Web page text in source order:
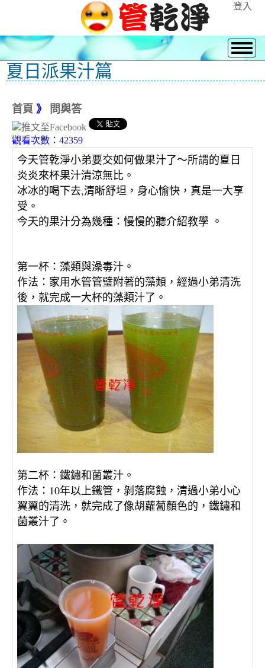
登入
夏日派果汁篇
首頁 》 問與答
觀看次數：42359
今天管乾淨小弟要交如何做果汁了〜所謂的夏日
炎炎來杯果汁清涼無比。
冰冰的喝下去,清晰舒坦，身心愉快，真是一大享
受。
今天的果汁分為幾種 ： 慢慢的聽介紹教學 。
第一杯 ： 藻類與澡毒汁。
作法 ： 家用水管管璧附著的藻類，經過小弟清洗
後，就完成一大杯的藻類汁了。
第二杯 ： 鐵鏽和菌叢汁。
作法 ：10年以上鐵管，剝落腐蝕，清過小弟小心
翼翼的清洗，就完成了像胡蘿蔔顏色的，鐵鏽和
菌叢汁了。